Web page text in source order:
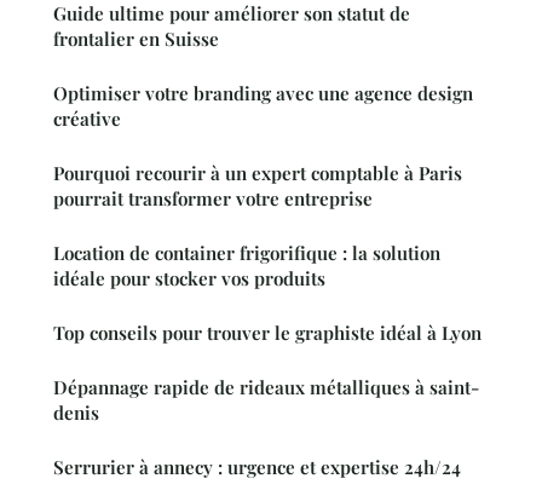
Guide ultime pour améliorer son statut de
frontalier en Suisse
Optimiser votre branding avec une agence design
créative
Pourquoi recourir à un expert comptable à Paris
pourrait transformer votre entreprise
Location de container frigorifique : la solution
idéale pour stocker vos produits
Top conseils pour trouver le graphiste idéal à Lyon
Dépannage rapide de rideaux métalliques à saint-
denis
Serrurier à annecy : urgence et expertise 24h/24